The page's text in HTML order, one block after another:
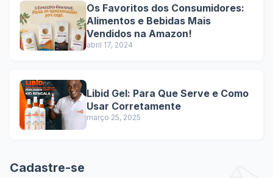
Os Favoritos dos Consumidores:
Alimentos e Bebidas Mais
Vendidos na Amazon!
abril 17, 2024
Libid Gel: Para Que Serve e Como
Usar Corretamente
março 25, 2025
Cadastre-se